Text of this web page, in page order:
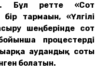
Бұл ретте «Сот
бір тармағын, «Үлгілі
шеңберінде сот
процестерді
аудандық соты
болатын.